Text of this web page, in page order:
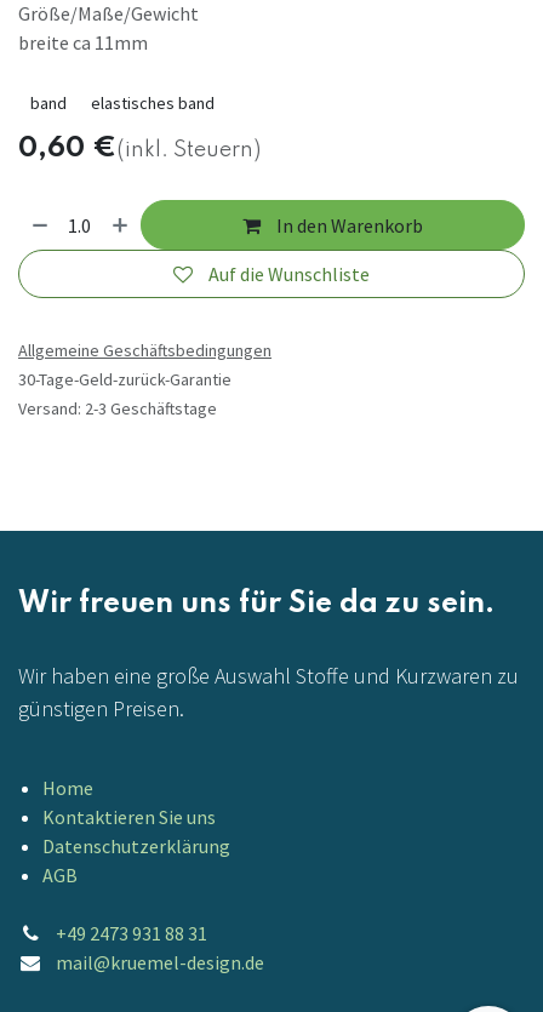
Größe/Maße/Gewicht
breite ca 11mm
band elastisches band
0,60 €(inkl. Steuern)
In den Warenkorb
Auf die Wunschliste
Allgemeine Geschäftsbedingungen
30-Tage-Geld-zurück-Garantie
Versand: 2-3 Geschäftstage
Wir freuen uns für Sie da zu sein.
Wir haben eine große Auswahl Stoffe und Kurzwaren zu
günstigen Preisen.
Home
Kontaktieren Sie uns
Datenschutzerklärung
AGB
+49 2473 931 88 31
mail@kruemel-design.de